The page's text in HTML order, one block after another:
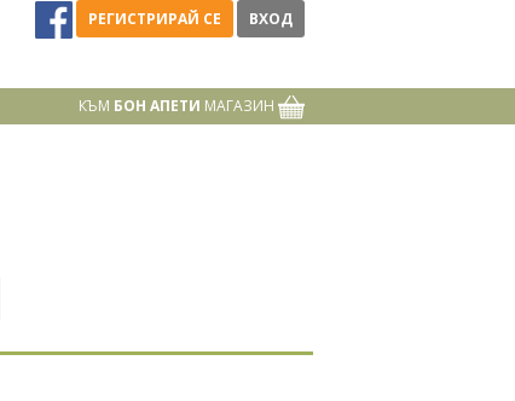
РЕГИСТРИРАЙ СЕ ВХОД
КЪМ БОН АПЕТИ МАГАЗИН